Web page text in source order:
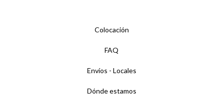
Colocación
FAQ
Envíos - Locales
Dónde estamos